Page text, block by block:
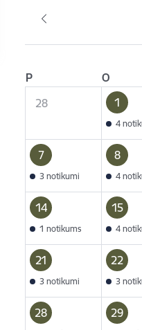
P O
28
1
4
7
3 notikumi
8
4
14
1 notikums
15
4
21
3 notikumi
22
3
28 29